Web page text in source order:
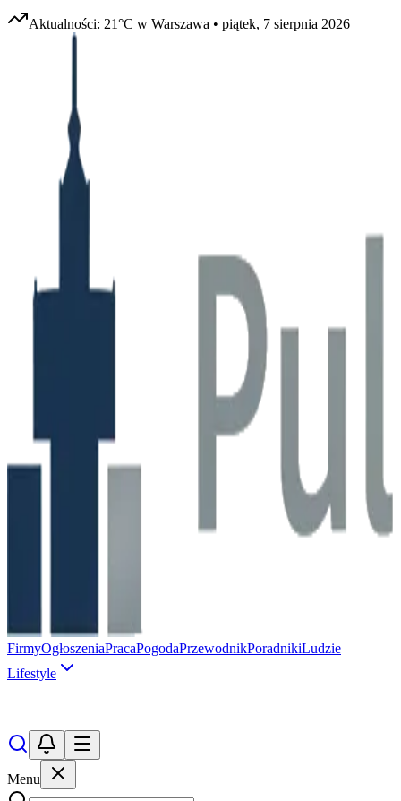
Aktualności: 21°C w Warszawa • piątek, 7 sierpnia 2026
FirmyOgłoszeniaPracaPogodaPrzewodnikPoradnikiLudzie
Lifestyle
Menu